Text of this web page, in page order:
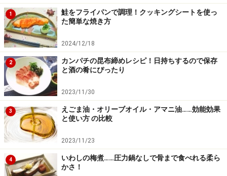
加塩バターをのせて牛乳を注ぎさらに2分程加熱しま
す。
牛乳は加熱しすぎるとモロモロとしてきますので火加減
に気をつけましょう
1
鮭をフライパンで調理！クッキングシートを使っ
た簡単な焼き方
2024/12/18
2
カンパチの昆布締めレシピ！日持ちするので保存
と酒の肴にぴったり
2023/11/30
3
えごま油・オリーブオイル・アマニ油……効能効果
と使い方 の比較
2023/11/23
4
いわしの梅煮……圧力鍋なしで骨まで食べれる柔ら
かさ！